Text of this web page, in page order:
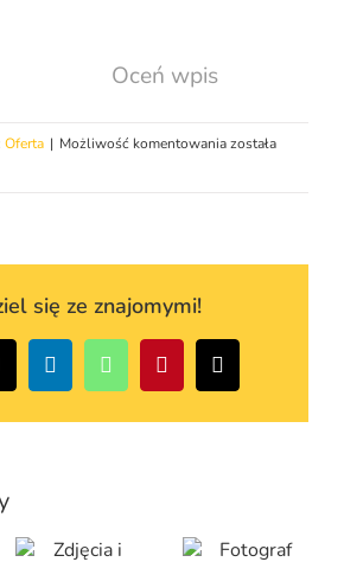
Oceń wpis
Oferta | Możliwość komentowaniaZdjęcia
–
została
się ze znajomymi!
LinkedInWhatsAppPinterestEmail